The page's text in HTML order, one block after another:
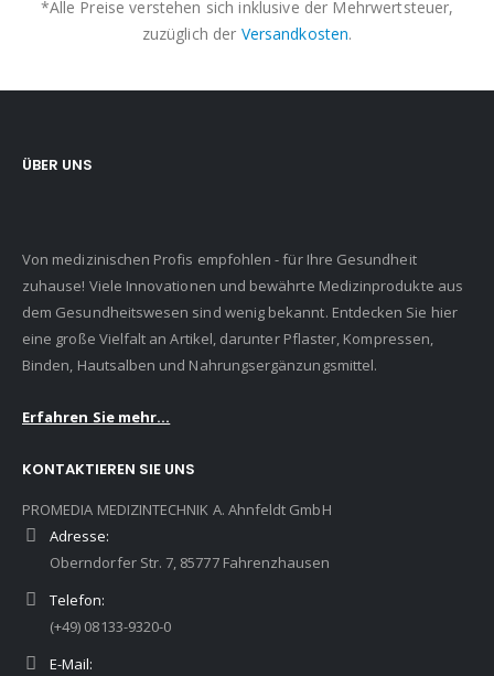
*Alle Preise verstehen sich inklusive der Mehrwertsteuer,
zuzüglich der Versandkosten.
ÜBER UNS
Von medizinischen Profis empfohlen - für Ihre Gesundheit
zuhause! Viele Innovationen und bewährte Medizinprodukte aus
dem Gesundheitswesen sind wenig bekannt. Entdecken Sie hier
eine große Vielfalt an Artikel, darunter Pflaster, Kompressen,
Binden, Hautsalben und Nahrungsergänzungsmittel.
Erfahren Sie mehr...
KONTAKTIEREN SIE UNS
PROMEDIA MEDIZINTECHNIK A. Ahnfeldt GmbH
Adresse:
Oberndorfer Str. 7, 85777 Fahrenzhausen
Telefon:
(+49) 08133-9320-0
E-Mail: